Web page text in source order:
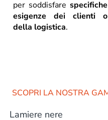
per soddisfare specifiche
esigenze dei clienti o
della logistica.
SCOPRI LA NOSTRA
Lamiere nere